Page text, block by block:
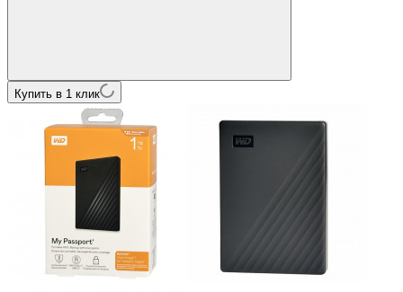
Купить в 1 клик